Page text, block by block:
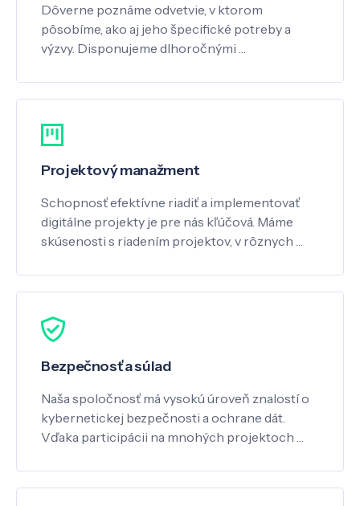
Dôverne poznáme odvetvie, v ktorom
pôsobíme, ako aj jeho špecifické potreby a
výzvy. Disponujeme dlhoročnými …
Projektový manažment
Schopnosť efektívne riadiť a implementovať
digitálne projekty je pre nás kľúčová. Máme
skúsenosti s riadením projektov, v rôznych …
Bezpečnosť a súlad
Naša spoločnosť má vysokú úroveň znalostí o
kybernetickej bezpečnosti a ochrane dát.
Vďaka participácii na mnohých projektoch …